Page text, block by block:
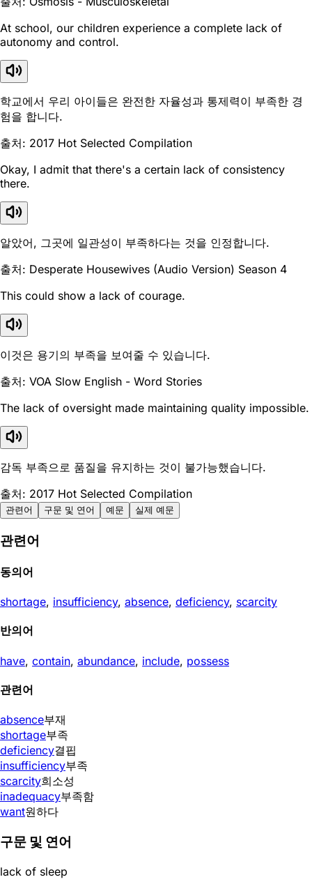
At school, our children experience a complete lack of
autonomy and control.
학교에서 우리 아이들은 완전한 자율성과 통제력이 부족한 경
험을 합니다.
출처: 2017 Hot Selected Compilation
Okay, I admit that there's a certain lack of consistency
there.
알았어, 그곳에 일관성이 부족하다는 것을 인정합니다.
출처: Desperate Housewives (Audio Version) Season 4
This could show a lack of courage.
이것은 용기의 부족을 보여줄 수 있습니다.
출처: VOA Slow English - Word Stories
The lack of oversight made maintaining quality impossible.
감독 부족으로 품질을 유지하는 것이 불가능했습니다.
출처: 2017 Hot Selected Compilation
관련어 구문 및 연어 예문 실제 예문
관련어
동의어
shortage, insufficiency, absence, deficiency, scarcity
반의어
have, contain, abundance, include, possess
관련어
absence부재
shortage부족
deficiency결핍
insufficiency부족
scarcity희소성
inadequacy부족함
want원하다
구문 및 연어
lack of sleep